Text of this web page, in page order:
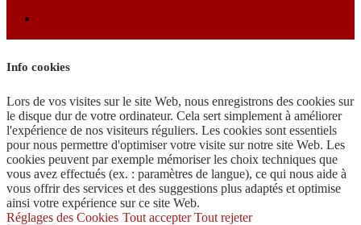
Info cookies
Lors de vos visites sur le site Web, nous enregistrons des cookies sur
le disque dur de votre ordinateur. Cela sert simplement à améliorer
l'expérience de nos visiteurs réguliers. Les cookies sont essentiels
pour nous permettre d'optimiser votre visite sur notre site Web. Les
cookies peuvent par exemple mémoriser les choix techniques que
vous avez effectués (ex. : paramètres de langue), ce qui nous aide à
vous offrir des services et des suggestions plus adaptés et optimise
ainsi votre expérience sur ce site Web.
Réglages des Cookies Tout accepter Tout rejeter